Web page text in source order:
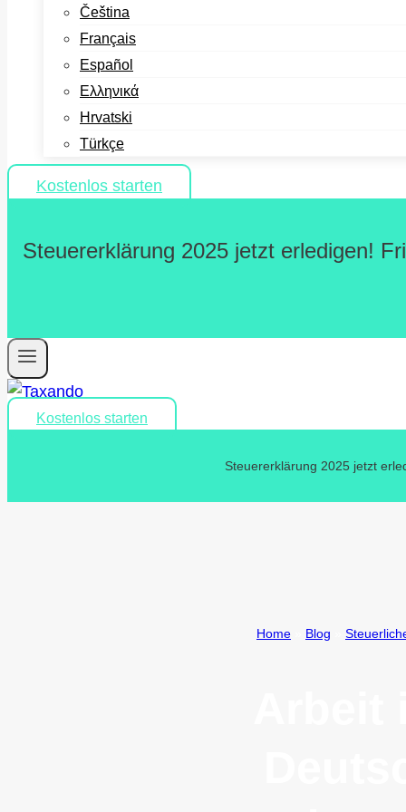
Čeština
Français
Español
Ελληνικά
Hrvatski
Türkçe
Kostenlos starten
Steuererklärung 2025 jetzt erledigen!
Kostenlos starten
Steuererklärung 2025 jetzt
Home Blog